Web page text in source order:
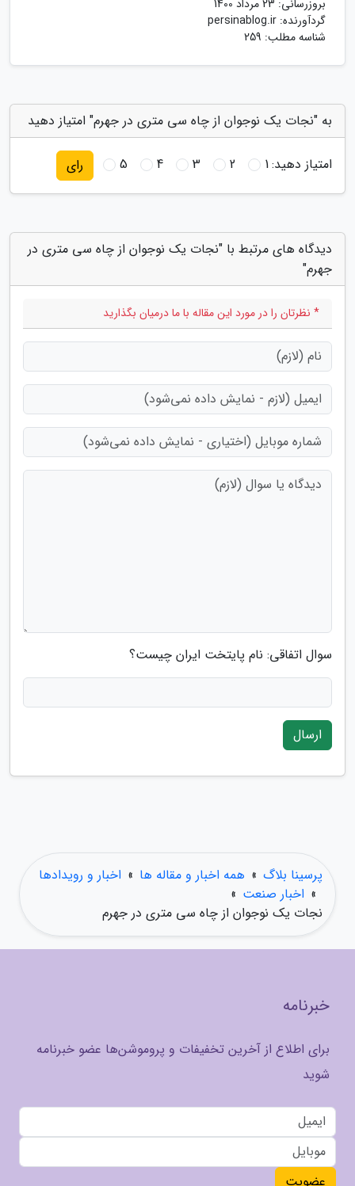
بروزرسانی: 23 مرداد 1400
گردآورنده: persinablog.ir
شناسه مطلب: 259
به "نجات یک نوجوان از چاه سی متری در جهرم" امتیاز دهید
امتیاز دهید:1
2
3
4
5 رای
دیدگاه های مرتبط با "نجات یک نوجوان از چاه سی متری در
جهرم"
* نظرتان را در مورد این مقاله با ما درمیان بگذارید
سوال اتفاقی: نام پایتخت ایران چیست؟
ارسال
پرسینا بلاگ » همه اخبار و مقاله ها » اخبار و رویدادها
» اخبار صنعت »
نجات یک نوجوان از چاه سی متری در جهرم
خبرنامه
برای اطلاع از آخرین تخفیفات و پروموشن‌ها عضو خبرنامه
شوید
عضویت